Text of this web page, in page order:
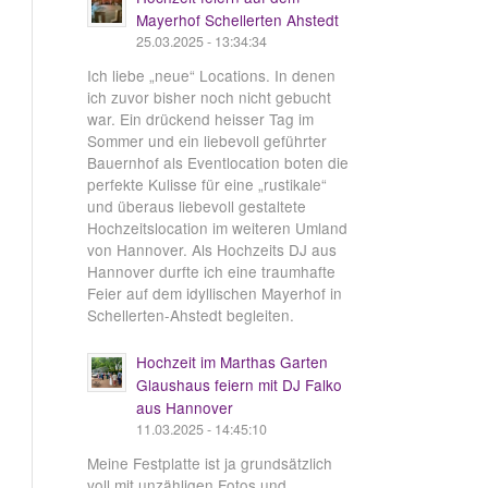
Mayerhof Schellerten Ahstedt
25.03.2025 - 13:34:34
Ich liebe „neue“ Locations. In denen
ich zuvor bisher noch nicht gebucht
war. Ein drückend heisser Tag im
Sommer und ein liebevoll geführter
Bauernhof als Eventlocation boten die
perfekte Kulisse für eine „rustikale“
und überaus liebevoll gestaltete
Hochzeitslocation im weiteren Umland
von Hannover. Als Hochzeits DJ aus
Hannover durfte ich eine traumhafte
Feier auf dem idyllischen Mayerhof in
Schellerten-Ahstedt begleiten.
Hochzeit im Marthas Garten
Glaushaus feiern mit DJ Falko
aus Hannover
11.03.2025 - 14:45:10
Meine Festplatte ist ja grundsätzlich